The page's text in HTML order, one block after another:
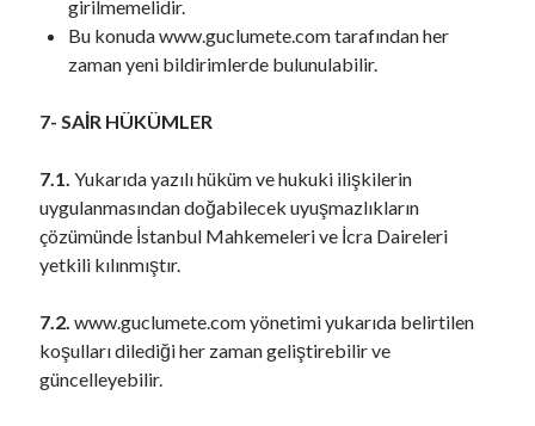
girilmemelidir.
Bu konuda www.guclumete.com tarafından her
zaman yeni bildirimlerde bulunulabilir.
7- SAİR HÜKÜMLER
7.1. Yukarıda yazılı hüküm ve hukuki ilişkilerin
uygulanmasından doğabilecek uyuşmazlıkların
çözümünde İstanbul Mahkemeleri ve İcra Daireleri
yetkili kılınmıştır.
7.2. www.guclumete.com yönetimi yukarıda belirtilen
koşulları dilediği her zaman geliştirebilir ve
güncelleyebilir.